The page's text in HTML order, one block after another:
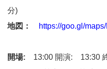
分)
地図：
https://goo.gl/
開場: 13:00 開演: 13:30